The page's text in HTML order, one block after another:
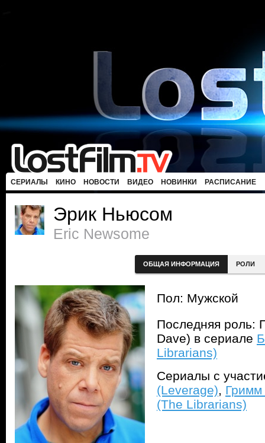
СЕРИАЛЫ КИНО НОВОСТИ ВИДЕО НОВИНКИ РАСПИСАНИЕ
Эрик Ньюсом
Eric Newsome
ОБЩАЯ ИНФОРМАЦИЯ РОЛИ
Пол: Мужской
Последняя роль:
Dave) в сериале
Librarians)
Сериалы с
(Leverage), Гримм
(The Librarians)